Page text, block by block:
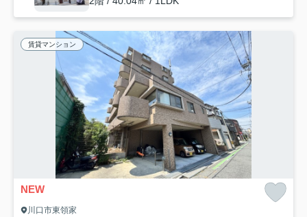
賃貸マンション
NEW
川口市東領家